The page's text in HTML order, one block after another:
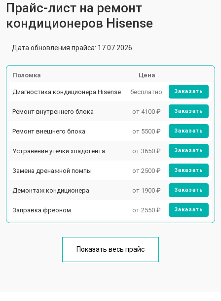
Прайс-лист на ремонт
кондиционеров Hisense
Дата обновления прайса: 17.07.2026
Поломка Цена
Диагностика кондиционера Hisense бесплатно Заказать
Ремонт внутреннего блока от 4100 ₽ Заказать
Ремонт внешнего блока от 5500 ₽ Заказать
Устранение утечки хладогента от 3650 ₽ Заказать
Замена дренажной помпы от 2500 ₽ Заказать
Демонтаж кондиционера от 1900 ₽ Заказать
Заправка фреоном от 2550 ₽ Заказать
Показать весь прайс